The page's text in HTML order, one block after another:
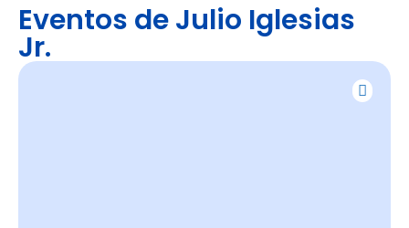
Eventos de Julio Iglesias
Jr.